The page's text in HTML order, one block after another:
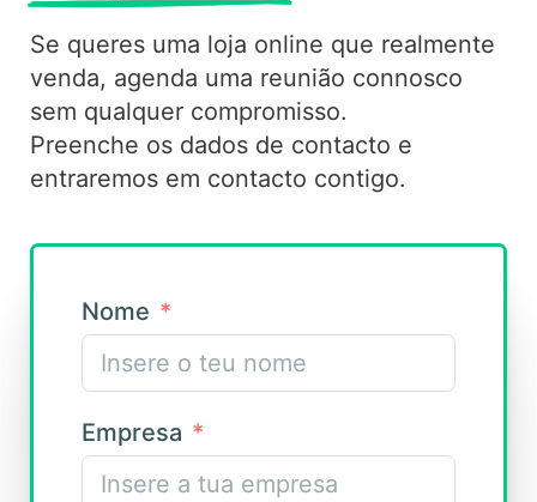
Se queres uma loja online que realmente
venda, agenda uma reunião connosco
sem qualquer compromisso.
Preenche os dados de contacto e
entraremos em contacto contigo.
Nome
Empresa